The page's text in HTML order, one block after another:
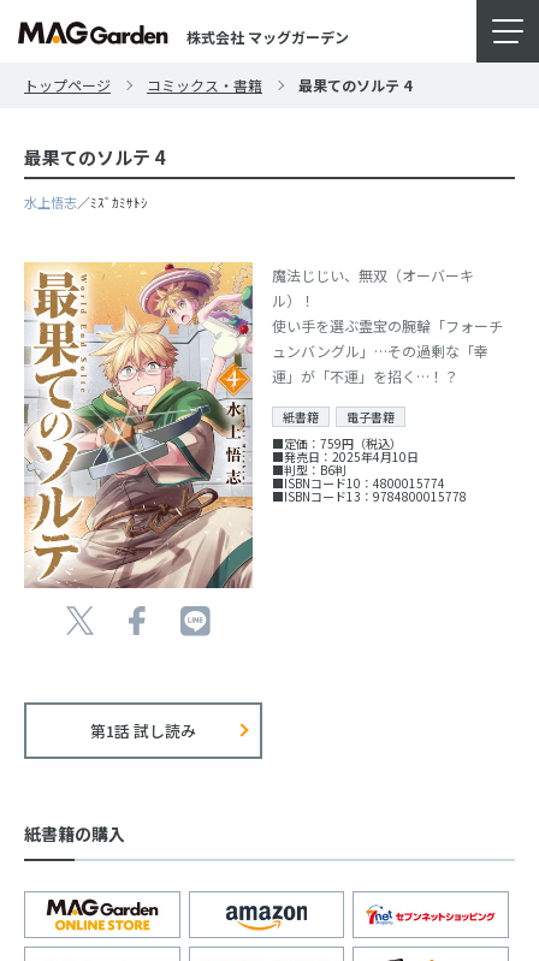
株式会社 マッグガーデン
トップページ コミックス・書籍 最果てのソルテ 4
最果てのソルテ 4
水上悟志／ﾐｽﾞｶﾐｻﾄｼ
魔法じじい、無双（オーバーキ
ル）！
使い手を選ぶ霊宝の腕輪「フォーチ
ュンバングル」…その過剰な「幸
運」が「不運」を招く…！？
紙書籍
電子書籍
■定価：759円（税込）
■発売日：2025年4月10日
■判型：B6判
■ISBNコード10：4800015774
■ISBNコード13：9784800015778
第1話 試し読み
紙書籍の購入